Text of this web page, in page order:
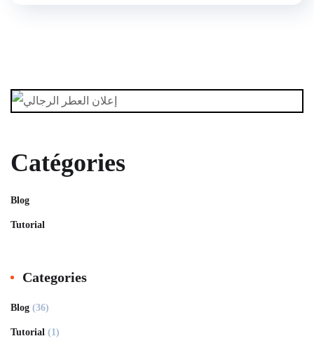
Catégories
Blog
Tutorial
Categories
Blog (36)
Tutorial (1)